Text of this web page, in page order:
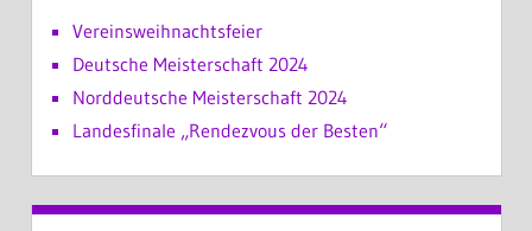
Vereinsweihnachtsfeier
Deutsche Meisterschaft 2024
Norddeutsche Meisterschaft 2024
Landesfinale „Rendezvous der Besten“